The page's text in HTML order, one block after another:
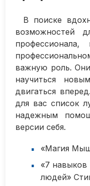
В поиске
возможностей
важную роль.
научиться
двигаться
для вас список
надежным
версии себя.
«Магия
«7 навыков
людей»